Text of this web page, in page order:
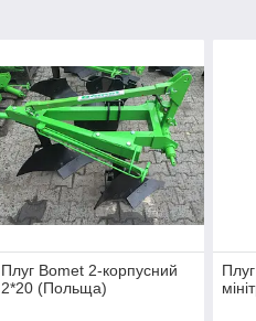
Плуг Bomet 2-корпусний
2*20 (Польща)